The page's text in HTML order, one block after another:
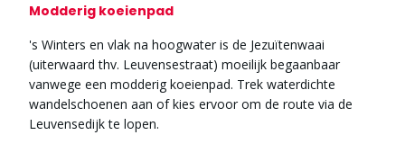
Modderig koeienpad
's Winters en vlak na hoogwater is de Jezuïtenwaai
(uiterwaard thv. Leuvensestraat) moeilijk begaanbaar
vanwege een modderig koeienpad. Trek waterdichte
wandelschoenen aan of kies ervoor om de route via de
Leuvensedijk te lopen.